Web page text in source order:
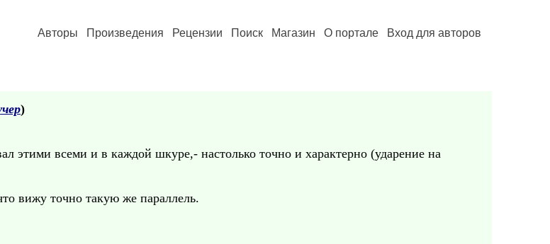
Авторы Произведения Рецензии Поиск Магазин О портале Вход для авторов
)
этими всеми и в каждой шкуре,- настолько точно и характерно (ударение на
вижу точно такую же параллель.